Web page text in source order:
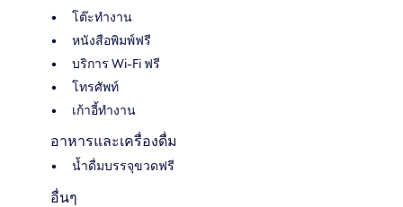
โต๊ะทำงาน
หนังสือพิมพ์ฟรี
บริการ Wi-Fi ฟรี
โทรศัพท์
เก้าอี้ทำงาน
อาหารและเครื่องดื่ม
น้ำดื่มบรรจุขวดฟรี
อื่นๆ